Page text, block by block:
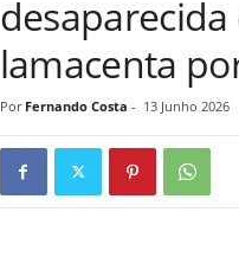
lamacenta
Por Fernando Costa - 13 Junho 2026